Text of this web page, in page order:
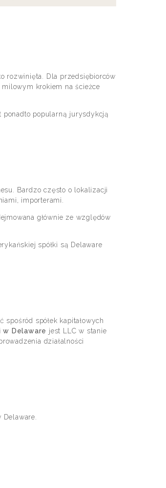
rozwinięta. Dla przedsiębiorców
krokiem na ścieżce
popularną jurysdykcją
Bardzo często o lokalizacji
importerami.
głównie ze względów
spółki są Delaware
spółek kapitałowych
w Delaware jest LLC w stanie
działalności
Delaware.